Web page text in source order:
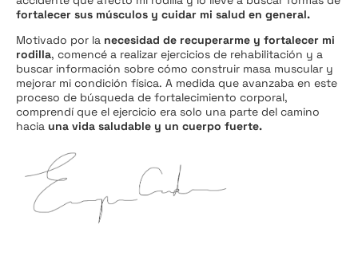
fortalecer sus músculos y cuidar mi salud en general.
Motivado por la necesidad de recuperarme y fortalecer mi
rodilla, comencé a realizar ejercicios de rehabilitación y a
buscar información sobre cómo construir masa muscular y
mejorar mi condición física. A medida que avanzaba en este
proceso de búsqueda de fortalecimiento corporal,
comprendí que el ejercicio era solo una parte del camino
hacia una vida saludable y un cuerpo fuerte.